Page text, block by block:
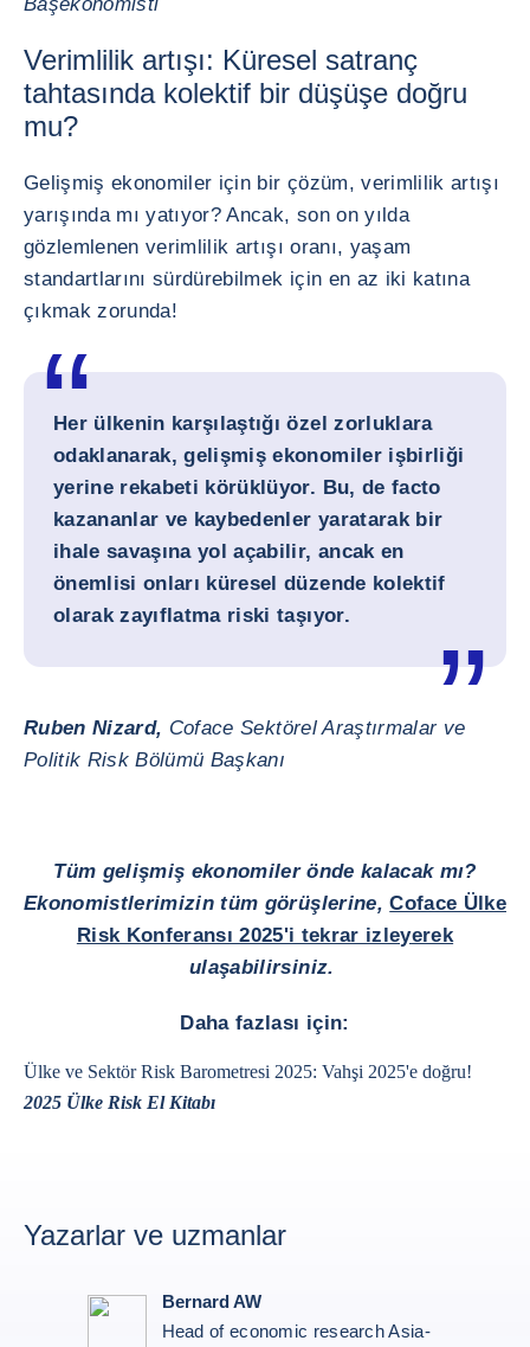
Verimlilik artışı: Küresel satranç
tahtasında kolektif bir düşüşe doğru
mu?
Gelişmiş ekonomiler için bir çözüm, verimlilik artışı
yarışında mı yatıyor? Ancak, son on yılda
gözlemlenen verimlilik artışı oranı, yaşam
standartlarını sürdürebilmek için en az iki katına
çıkmak zorunda!
Her ülkenin karşılaştığı özel zorluklara
odaklanarak, gelişmiş ekonomiler işbirliği
yerine rekabeti körüklüyor. Bu, de facto
kazananlar ve kaybedenler yaratarak bir
ihale savaşına yol açabilir, ancak en
önemlisi onları küresel düzende kolektif
olarak zayıflatma riski taşıyor.
Ruben Nizard, Coface Sektörel Araştırmalar ve
Politik Risk Bölümü Başkanı
Tüm gelişmiş ekonomiler önde kalacak mı?
Ekonomistlerimizin tüm görüşlerine,Coface Ülke
Risk Konferansı 2025'i tekrar izleyerek
ulaşabilirsiniz.
Daha fazlası için:
Ülke ve Sektör Risk Barometresi 2025: Vahşi 2025'e doğru!
2025 Ülke Risk El Kitabı
Yazarlar ve uzmanlar
Bernard AW
Head of economic research Asia-